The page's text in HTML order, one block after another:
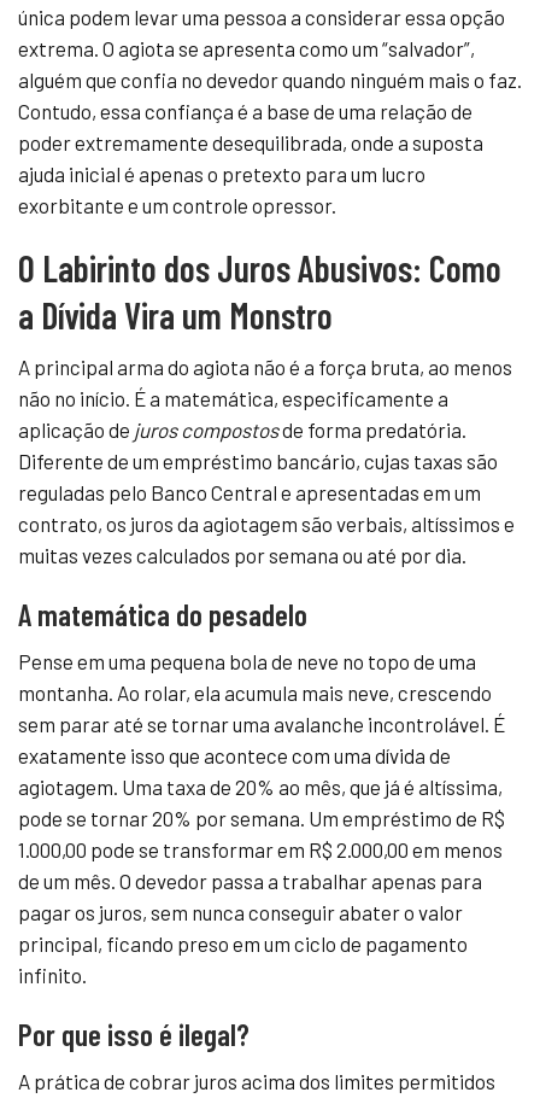
única podem levar uma pessoa a considerar essa opção
extrema. O agiota se apresenta como um “salvador”,
alguém que confia no devedor quando ninguém mais o faz.
Contudo, essa confiança é a base de uma relação de
poder extremamente desequilibrada, onde a suposta
ajuda inicial é apenas o pretexto para um lucro
exorbitante e um controle opressor.
O Labirinto dos Juros Abusivos: Como
a Dívida Vira um Monstro
A principal arma do agiota não é a força bruta, ao menos
não no início. É a matemática, especificamente a
aplicação de juros compostosde forma predatória.
Diferente de um empréstimo bancário, cujas taxas são
reguladas pelo Banco Central e apresentadas em um
contrato, os juros da agiotagem são verbais, altíssimos e
muitas vezes calculados por semana ou até por dia.
A matemática do pesadelo
Pense em uma pequena bola de neve no topo de uma
montanha. Ao rolar, ela acumula mais neve, crescendo
sem parar até se tornar uma avalanche incontrolável. É
exatamente isso que acontece com uma dívida de
agiotagem. Uma taxa de 20% ao mês, que já é altíssima,
pode se tornar 20% por semana. Um empréstimo de R$
1.000,00 pode se transformar em R$ 2.000,00 em menos
de um mês. O devedor passa a trabalhar apenas para
pagar os juros, sem nunca conseguir abater o valor
principal, ficando preso em um ciclo de pagamento
infinito.
Por que isso é ilegal?
A prática de cobrar juros acima dos limites permitidos